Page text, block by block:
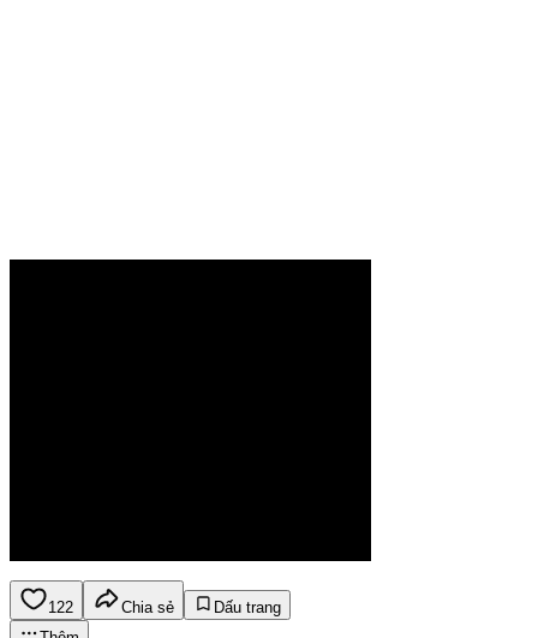
122 Chia sẻ
Dấu trang